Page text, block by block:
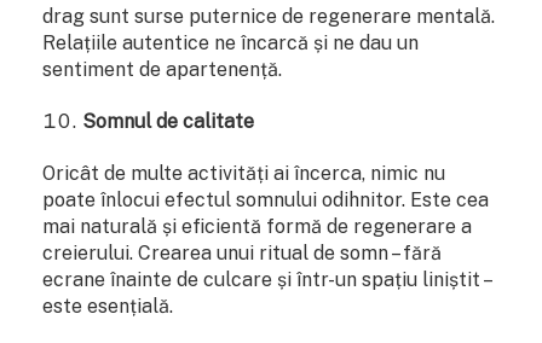
drag sunt surse puternice de regenerare mentală.
Relațiile autentice ne încarcă și ne dau un
sentiment de apartenență.
Somnul de calitate
Oricât de multe activități ai încerca, nimic nu
poate înlocui efectul somnului odihnitor. Este cea
mai naturală și eficientă formă de regenerare a
creierului. Crearea unui ritual de somn – fără
ecrane înainte de culcare și într-un spațiu liniștit –
este esențială.